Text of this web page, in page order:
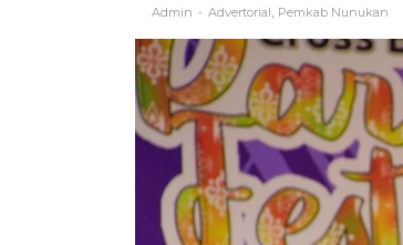
dalam
rangka
Hari
Jadi
Kabupaten
Nunukan
ke
26
Tahun
2025
Admin - Advertorial Pemkab Nunukan